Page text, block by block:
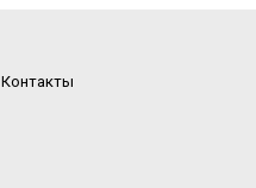
Контакты